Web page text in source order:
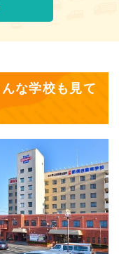
な学校も見て